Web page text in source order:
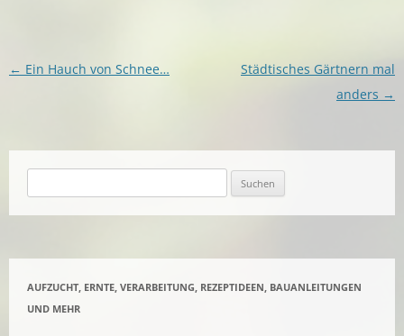
Beitragsnavigation
← Ein Hauch von Schnee…
Städtisches Gärtnern mal
anders →
nach:
AUFZUCHT, ERNTE, VERARBEITUNG, REZEPTIDEEN, BAUANLEITUNGEN
UND MEHR